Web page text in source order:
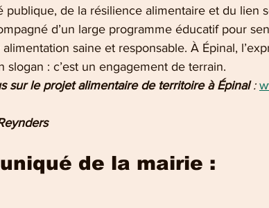
publique, de la résilience alimentaire et du lien
d’un large programme éducatif pour
saine et responsable. À Épinal,
slogan : c’est un engagement de terrain.
sur le projet alimentaire de territoire à Épinal :
de la mairie :